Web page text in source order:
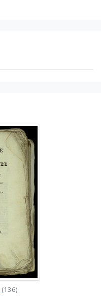
(136)